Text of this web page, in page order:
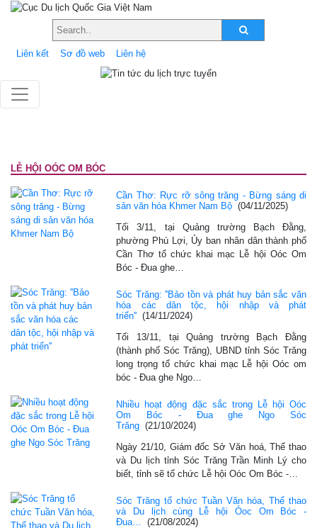
Liên kết Sơ đồ web Liên hệ
LỄ HỘI OÓC OM BÓC
Cần Thơ: Rực rỡ sông trăng - Bừng sáng di
sản văn hóa Khmer Nam Bộ (04/11/2025)
Tối 3/11, tại Quảng trường Bạch Đằng,
phường Phú Lợi, Ủy ban nhân dân thành phố
Cần Thơ tổ chức khai mạc Lễ hội Oóc Om
Bóc - Đua ghe…
Sóc Trăng: ''Bảo tồn và phát huy bản sắc văn
hóa các dân tộc, hội nhập và phát
triển'' (14/11/2024)
Tối 13/11, tại Quảng trường Bạch Đằng
(thành phố Sóc Trăng), UBND tỉnh Sóc Trăng
long trọng tổ chức khai mạc Lễ hội Oóc om
bóc - Đua ghe Ngo…
Nhiều hoạt động đặc sắc trong Lễ hội Oóc
Om Bóc - Đua ghe Ngo Sóc
Trăng (21/10/2024)
Ngày 21/10, Giám đốc Sở Văn hoá, Thể thao
và Du lịch tỉnh Sóc Trăng Trần Minh Lý cho
biết, tỉnh sẽ tổ chức Lễ hội Oóc Om Bóc -…
Sóc Trăng tổ chức Tuần Văn hóa, Thể thao
và Du lịch cùng Lễ hội Óoc Om Bóc -
Đua…
(21/08/2024)